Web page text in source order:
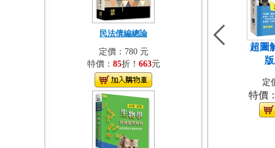
民法債編總論
定價：780 元
特價： 85折！ 663元
超圖
定
特價